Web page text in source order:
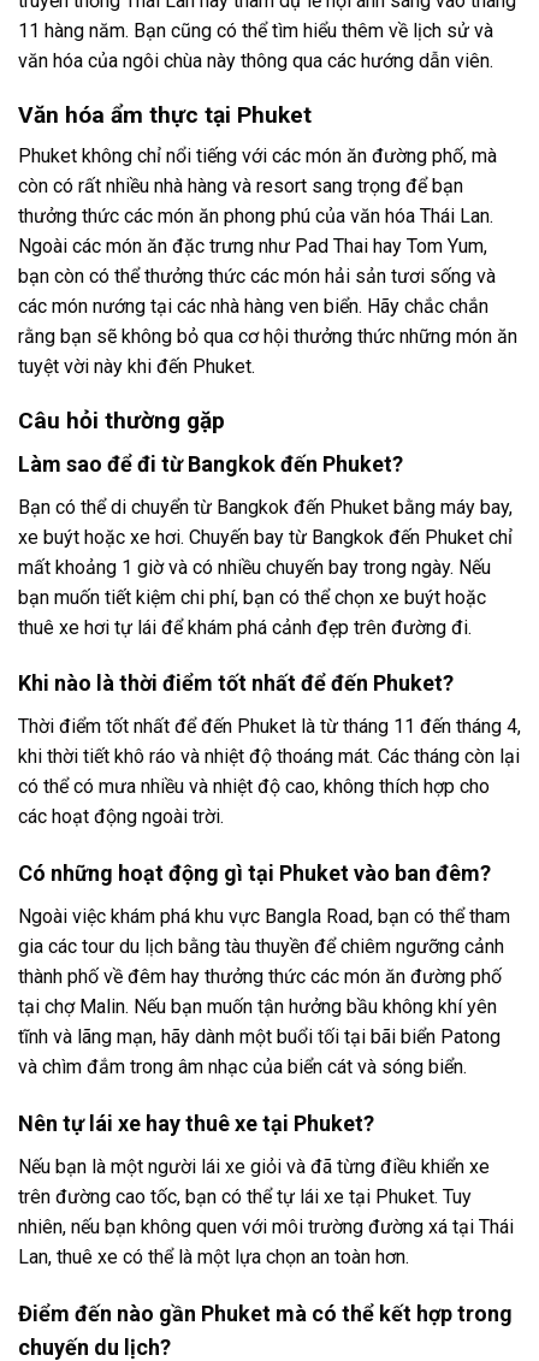
11 hàng năm. Bạn cũng có thể tìm hiểu thêm về lịch sử và
văn hóa của ngôi chùa này thông qua các hướng dẫn viên.
Văn hóa ẩm thực tại Phuket
Phuket không chỉ nổi tiếng với các món ăn đường phố, mà
còn có rất nhiều nhà hàng và resort sang trọng để bạn
thưởng thức các món ăn phong phú của văn hóa Thái Lan.
Ngoài các món ăn đặc trưng như Pad Thai hay Tom Yum,
bạn còn có thể thưởng thức các món hải sản tươi sống và
các món nướng tại các nhà hàng ven biển. Hãy chắc chắn
rằng bạn sẽ không bỏ qua cơ hội thưởng thức những món ăn
tuyệt vời này khi đến Phuket.
Câu hỏi thường gặp
Làm sao để đi từ Bangkok đến Phuket?
Bạn có thể di chuyển từ Bangkok đến Phuket bằng máy bay,
xe buýt hoặc xe hơi. Chuyến bay từ Bangkok đến Phuket chỉ
mất khoảng 1 giờ và có nhiều chuyến bay trong ngày. Nếu
bạn muốn tiết kiệm chi phí, bạn có thể chọn xe buýt hoặc
thuê xe hơi tự lái để khám phá cảnh đẹp trên đường đi.
Khi nào là thời điểm tốt nhất để đến Phuket?
Thời điểm tốt nhất để đến Phuket là từ tháng 11 đến tháng 4,
khi thời tiết khô ráo và nhiệt độ thoáng mát. Các tháng còn lại
có thể có mưa nhiều và nhiệt độ cao, không thích hợp cho
các hoạt động ngoài trời.
Có những hoạt động gì tại Phuket vào ban đêm?
Ngoài việc khám phá khu vực Bangla Road, bạn có thể tham
gia các tour du lịch bằng tàu thuyền để chiêm ngưỡng cảnh
thành phố về đêm hay thưởng thức các món ăn đường phố
tại chợ Malin. Nếu bạn muốn tận hưởng bầu không khí yên
tĩnh và lãng mạn, hãy dành một buổi tối tại bãi biển Patong
và chìm đắm trong âm nhạc của biển cát và sóng biển.
Nên tự lái xe hay thuê xe tại Phuket?
Nếu bạn là một người lái xe giỏi và đã từng điều khiển xe
trên đường cao tốc, bạn có thể tự lái xe tại Phuket. Tuy
nhiên, nếu bạn không quen với môi trường đường xá tại Thái
Lan, thuê xe có thể là một lựa chọn an toàn hơn.
Điểm đến nào gần Phuket mà có thể kết hợp trong
chuyến du lịch?